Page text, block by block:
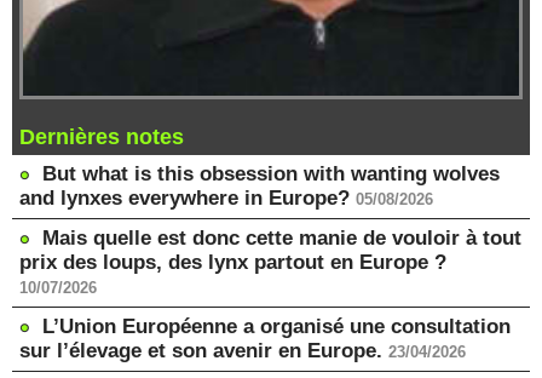
Dernières notes
But what is this obsession with wanting wolves
and lynxes everywhere in Europe? 05/08/2026
Mais quelle est donc cette manie de vouloir à tout
prix des loups, des lynx partout en Europe ?
10/07/2026
L’Union Européenne a organisé une consultation
sur l’élevage et son avenir en Europe. 23/04/2026